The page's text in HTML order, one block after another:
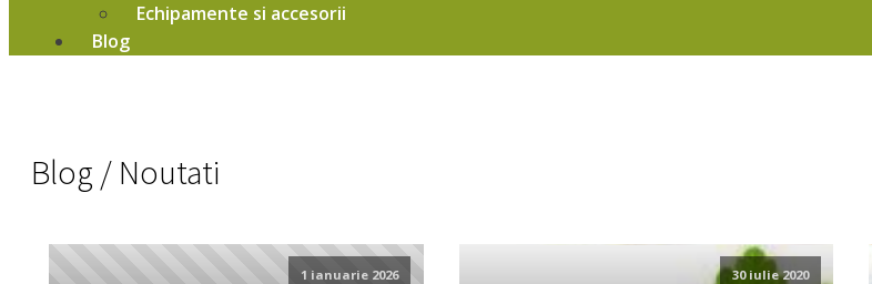
Echipamente si accesorii
Blog
Blog / Noutati
1 ianuarie 2026 30 iulie 2020